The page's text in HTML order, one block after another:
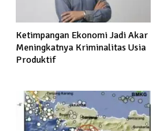
Ketimpangan Ekonomi Jadi Akar
Meningkatnya Kriminalitas Usia
Produktif